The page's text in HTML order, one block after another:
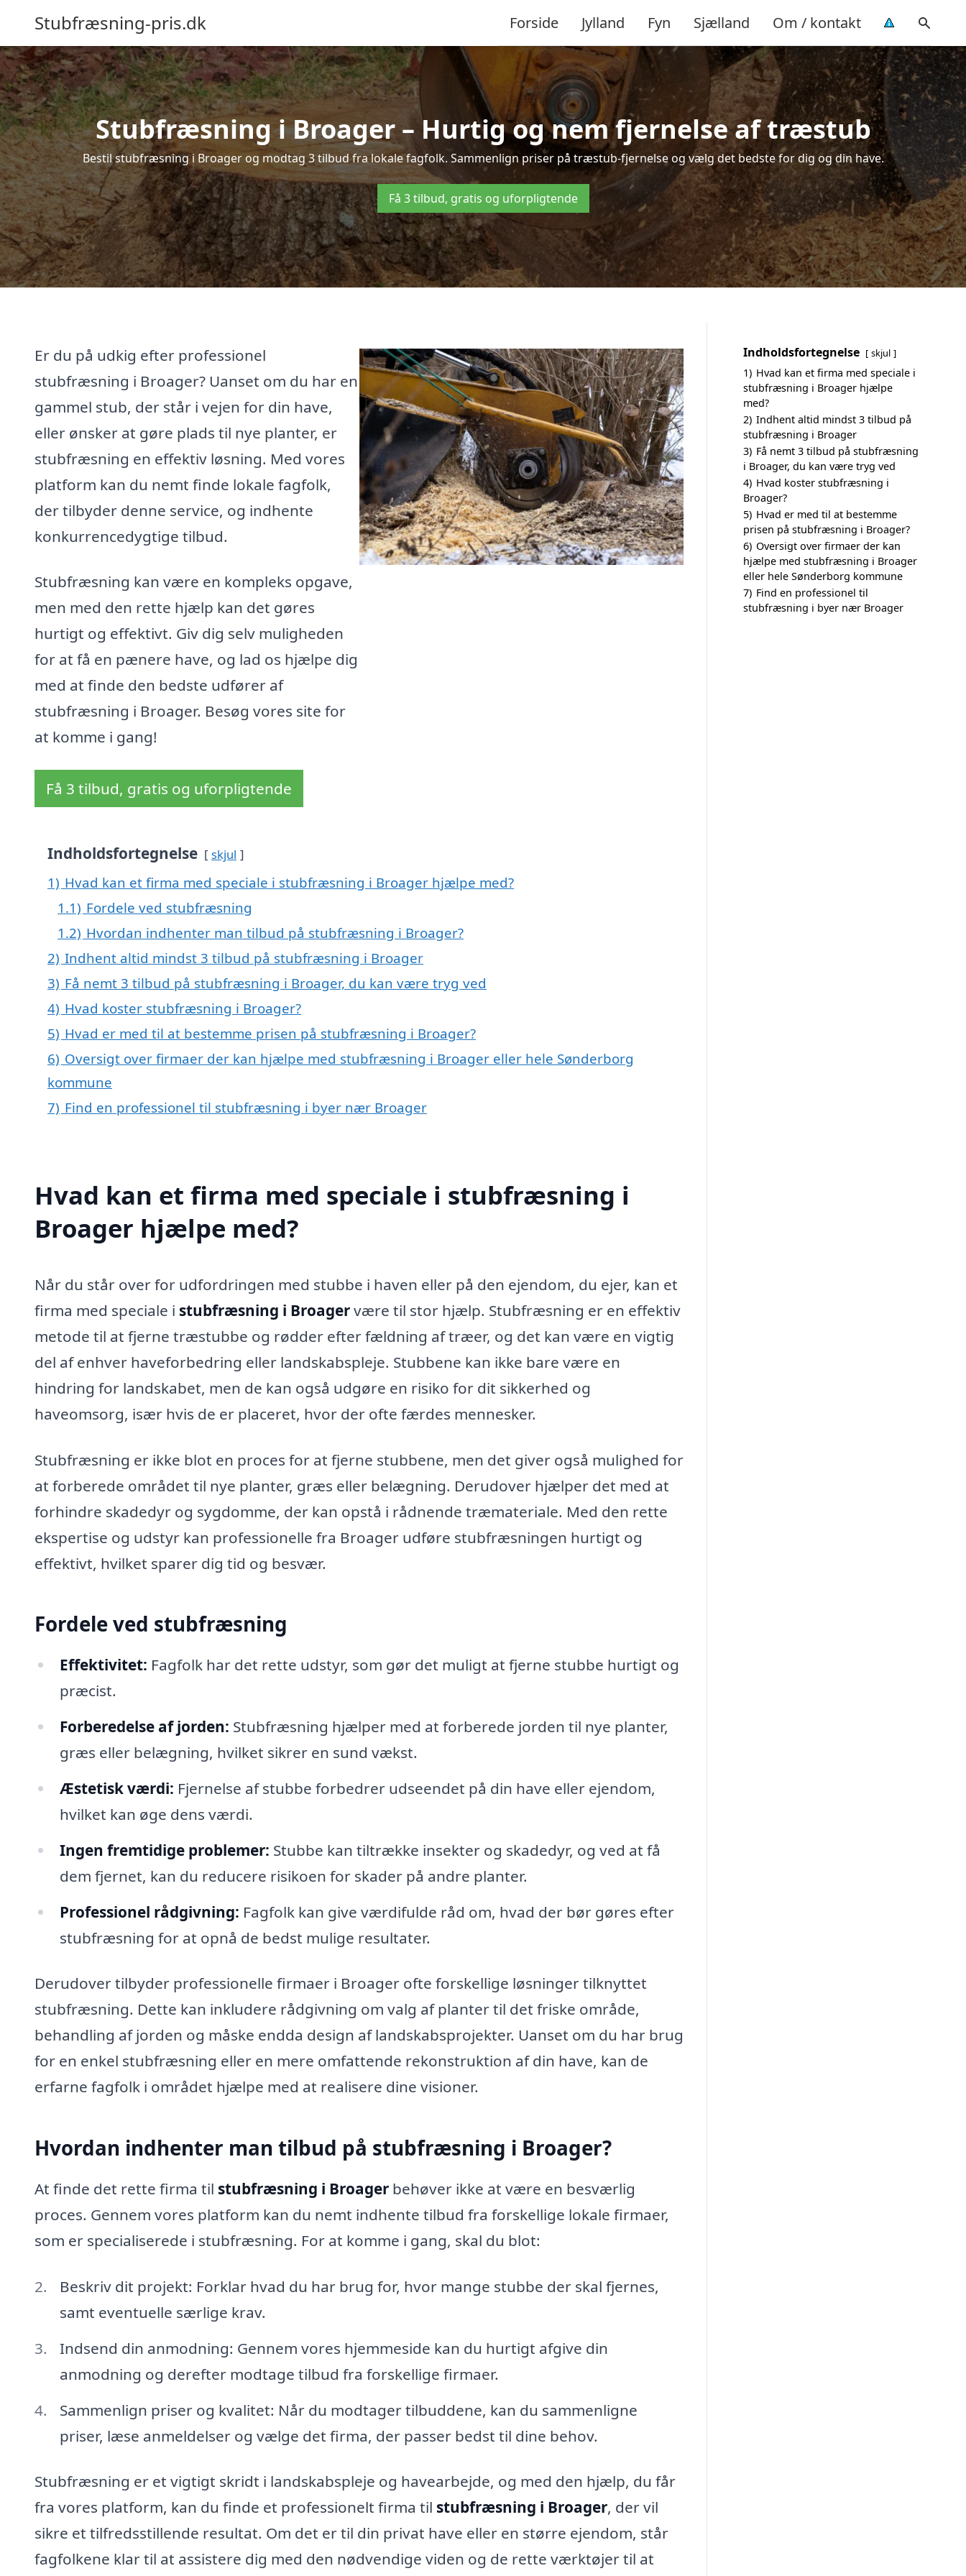
Stubfræsning-pris.dk Forside Jylland Fyn Sjælland Om / kontakt
Stubfræsning i Broager – Hurtig og nem fjernelse af træstub
Bestil stubfræsning i Broager og modtag 3 tilbud fra lokale fagfolk. Sammenlign priser på træstub-fjernelse og vælg det bedste for dig og din have.
Få 3 tilbud, gratis og uforpligtende
Er du på udkig efter professionel
stubfræsning i Broager? Uanset om du har en
gammel stub, der står i vejen for din have,
eller ønsker at gøre plads til nye planter, er
stubfræsning en effektiv løsning. Med vores
platform kan du nemt finde lokale fagfolk,
der tilbyder denne service, og indhente
konkurrencedygtige tilbud.
Stubfræsning kan være en kompleks opgave,
men med den rette hjælp kan det gøres
hurtigt og effektivt. Giv dig selv muligheden
for at få en pænere have, og lad os hjælpe dig
med at finde den bedste udfører af
stubfræsning i Broager. Besøg vores site for
at komme i gang!
Få 3 tilbud, gratis og uforpligtende
Indholdsfortegnelse skjul
1) Hvad kan et firma med speciale i stubfræsning i Broager hjælpe med?
1.1) Fordele ved stubfræsning
1.2) Hvordan indhenter man tilbud på stubfræsning i Broager?
2) Indhent altid mindst 3 tilbud på stubfræsning i Broager
3) Få nemt 3 tilbud på stubfræsning i Broager, du kan være tryg ved
4) Hvad koster stubfræsning i Broager?
5) Hvad er med til at bestemme prisen på stubfræsning i Broager?
6) Oversigt over firmaer der kan hjælpe med stubfræsning i Broager eller hele Sønderborg
kommune
7) Find en professionel til stubfræsning i byer nær Broager
Hvad kan et firma med speciale i stubfræsning i
Broager hjælpe med?
Når du står over for udfordringen med stubbe i haven eller på den ejendom, du ejer, kan et
firma med speciale i stubfræsning i Broagervære til stor hjælp. Stubfræsning er en effektiv
metode til at fjerne træstubbe og rødder efter fældning af træer, og det kan være en vigtig
del af enhver haveforbedring eller landskabspleje. Stubbene kan ikke bare være en
hindring for landskabet, men de kan også udgøre en risiko for dit sikkerhed og
haveomsorg, især hvis de er placeret, hvor der ofte færdes mennesker.
Stubfræsning er ikke blot en proces for at fjerne stubbene, men det giver også mulighed for
at forberede området til nye planter, græs eller belægning. Derudover hjælper det med at
forhindre skadedyr og sygdomme, der kan opstå i rådnende træmateriale. Med den rette
ekspertise og udstyr kan professionelle fra Broager udføre stubfræsningen hurtigt og
effektivt, hvilket sparer dig tid og besvær.
Fordele ved stubfræsning
Effektivitet: Fagfolk har det rette udstyr, som gør det muligt at fjerne stubbe hurtigt og
præcist.
Forberedelse af jorden: Stubfræsning hjælper med at forberede jorden til nye planter,
græs eller belægning, hvilket sikrer en sund vækst.
Æstetisk værdi: Fjernelse af stubbe forbedrer udseendet på din have eller ejendom,
hvilket kan øge dens værdi.
Ingen fremtidige problemer: Stubbe kan tiltrække insekter og skadedyr, og ved at få
dem fjernet, kan du reducere risikoen for skader på andre planter.
Professionel rådgivning: Fagfolk kan give værdifulde råd om, hvad der bør gøres efter
stubfræsning for at opnå de bedst mulige resultater.
Derudover tilbyder professionelle firmaer i Broager ofte forskellige løsninger tilknyttet
stubfræsning. Dette kan inkludere rådgivning om valg af planter til det friske område,
behandling af jorden og måske endda design af landskabsprojekter. Uanset om du har brug
for en enkel stubfræsning eller en mere omfattende rekonstruktion af din have, kan de
erfarne fagfolk i området hjælpe med at realisere dine visioner.
Hvordan indhenter man tilbud på stubfræsning i Broager?
At finde det rette firma til stubfræsning i Broager behøver ikke at være en besværlig
proces. Gennem vores platform kan du nemt indhente tilbud fra forskellige lokale firmaer,
som er specialiserede i stubfræsning. For at komme i gang, skal du blot:
Beskriv dit projekt: Forklar hvad du har brug for, hvor mange stubbe der skal fjernes,
samt eventuelle særlige krav.
Indsend din anmodning: Gennem vores hjemmeside kan du hurtigt afgive din
anmodning og derefter modtage tilbud fra forskellige firmaer.
Sammenlign priser og kvalitet: Når du modtager tilbuddene, kan du sammenligne
priser, læse anmeldelser og vælge det firma, der passer bedst til dine behov.
Stubfræsning er et vigtigt skridt i landskabspleje og havearbejde, og med den hjælp, du får
fra vores platform, kan du finde et professionelt firma til stubfræsning i Broager, der vil
sikre et tilfredsstillende resultat. Om det er til din privat have eller en større ejendom, står
fagfolkene klar til at assistere dig med den nødvendige viden og de rette værktøjer til at
Indholdsfortegnelse skjul
1) Hvad kan et firma med speciale i
stubfræsning i Broager hjælpe
med?
2) Indhent altid mindst 3 tilbud på
stubfræsning i Broager
3) Få nemt 3 tilbud på stubfræsning
i Broager, du kan være tryg ved
4) Hvad koster stubfræsning i
Broager?
5) Hvad er med til at bestemme
prisen på stubfræsning i Broager?
6) Oversigt over firmaer der kan
hjælpe med stubfræsning i Broager
eller hele Sønderborg kommune
7) Find en professionel til
stubfræsning i byer nær Broager